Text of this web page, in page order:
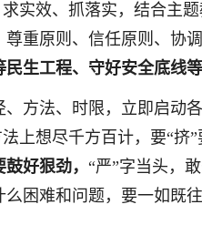
实效、抓落实，结合主
尊重原则、信任原则、协
生工程、守好安全底线等
方法、时限，立即启动
上想尽千方百计，要“挤
鼓好狠劲， “严”字当头，
么困难和问题，要一如既